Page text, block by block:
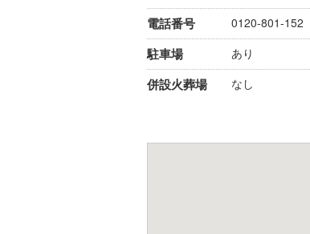
電話番号 0120-801-152
駐車場 あり
併設火葬場 なし